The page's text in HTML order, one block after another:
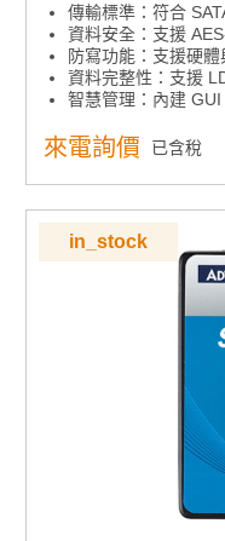
傳輸標準：符合
資料安全：支援
防寫功能：支援硬
資料完整性：支援
智慧管理：內建
高耐久選擇：支援
來電詢價 已含稅
in_stock